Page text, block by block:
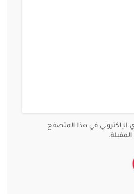
الإلكتروني في هذا المتصفح